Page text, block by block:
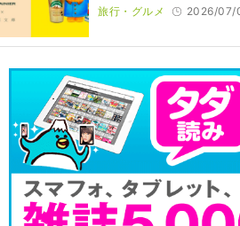
旅行・グルメ 2026/07/